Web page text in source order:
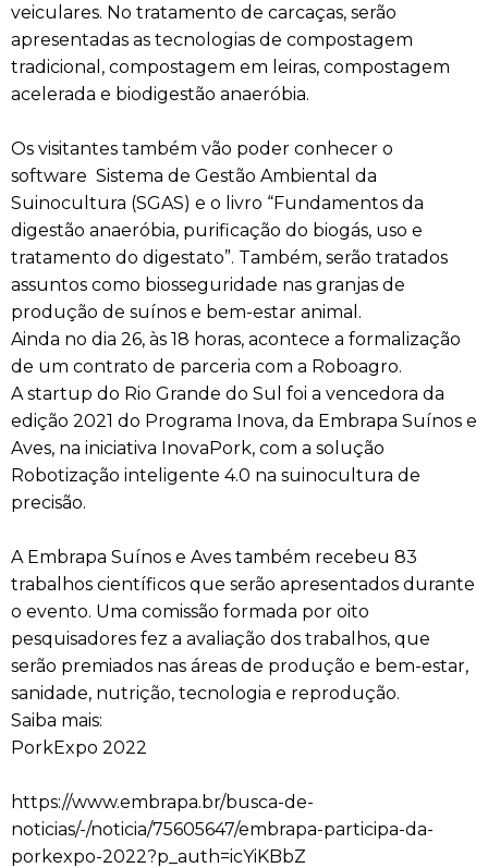
veiculares. No tratamento de carcaças, serão
apresentadas as tecnologias de compostagem
tradicional, compostagem em leiras, compostagem
acelerada e biodigestão anaeróbia.
Os visitantes também vão poder conhecer o
software Sistema de Gestão Ambiental da
Suinocultura (SGAS) e o livro “Fundamentos da
digestão anaeróbia, purificação do biogás, uso e
tratamento do digestato”. Também, serão tratados
assuntos como biosseguridade nas granjas de
produção de suínos e bem-estar animal.
Ainda no dia 26, às 18 horas, acontece a formalização
de um contrato de parceria com a Roboagro.
A startup do Rio Grande do Sul foi a vencedora da
edição 2021 do Programa Inova, da Embrapa Suínos e
Aves, na iniciativa InovaPork, com a solução
Robotização inteligente 4.0 na suinocultura de
precisão.
A Embrapa Suínos e Aves também recebeu 83
trabalhos científicos que serão apresentados durante
o evento. Uma comissão formada por oito
pesquisadores fez a avaliação dos trabalhos, que
serão premiados nas áreas de produção e bem-estar,
sanidade, nutrição, tecnologia e reprodução.
Saiba mais:
PorkExpo 2022
https://www.embrapa.br/busca-de-
noticias/-/noticia/75605647/embrapa-participa-da-
porkexpo-2022?p_auth=icYiKBbZ